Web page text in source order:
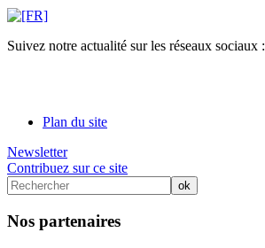
Suivez notre actualité sur les réseaux sociaux :
Plan du site
Newsletter
Contribuez sur ce site
Nos partenaires